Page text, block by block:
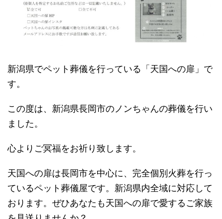
新潟県でペット葬儀を行っている「天国への扉」で
す。
この度は、新潟県長岡市のノンちゃんの葬儀を行い
ました。
心よりご冥福をお祈り致します。
天国への扉は長岡市を中心に、完全個別火葬を行っ
ているペット葬儀屋です。新潟県内全域に対応して
おります。ぜひあなたも天国への扉で愛するご家族